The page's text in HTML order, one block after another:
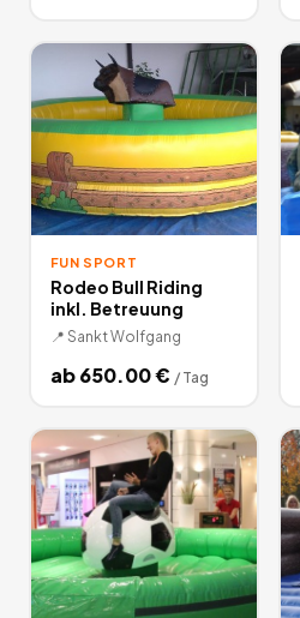
FUN SPORT
Rodeo Bull Riding
inkl. Betreuung
📍 Sankt Wolfgang
ab650.00€ / Tag